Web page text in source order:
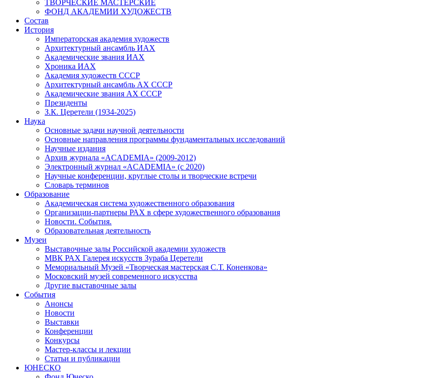
ТВОРЧЕСКИЕ МАСТЕРСКИЕ
ФОНД АКАДЕМИИ ХУДОЖЕСТВ
Состав
История
Императорская академия художеств
Архитектурный ансамбль ИАХ
Академические звания ИАХ
Хроника ИАХ
Академия художеств СССР
Архитектурный ансамбль АХ СССР
Академические звания АХ СССР
Президенты
З.К. Церетели (1934-2025)
Наука
Основные задачи научной деятельности
Основные направления программы фундаментальных исследований
Научные издания
Архив журнала «ACADEMIA» (2009-2012)
Электронный журнал «ACADEMIA» (с 2020)
Научные конференции, круглые столы и творческие встречи
Словарь терминов
Образование
Академическая система художественного образования
Организации-партнеры РАХ в сфере художественного образования
Новости. События.
Образовательная деятельность
Музеи
Выставочные залы Российской академии художеств
МВК РАХ Галерея искусств Зураба Церетели
Мемориальный Музей «Творческая мастерская С.Т. Коненкова»
Московский музей современного искусства
Другие выставочные залы
События
Анонсы
Новости
Выставки
Конференции
Конкурсы
Мастер-классы и лекции
Статьи и публикации
ЮНЕСКО